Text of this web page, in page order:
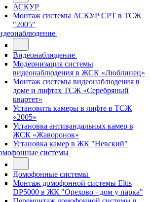
АСКУР
Монтаж системы АСКУР СРТ в ТСЖ
"2005"
Видеонаблюдение
Модернизация системы
видеонаблюдения в ЖСК «Люблинец»
Монтаж системы видеонаблюдения в
доме и лифтах ТСЖ «Серебряный
квартет»
Установить камеры в лифте в ТСЖ
«2005»
Установка антивандальных камер в
ЖСК «Жаворонок»
Установка камер в ЖК "Невский"
системы
Домофонные системы
Монтаж домофонной системы Eltis
DP5000 в ЖК "Орехово - дом у парка"